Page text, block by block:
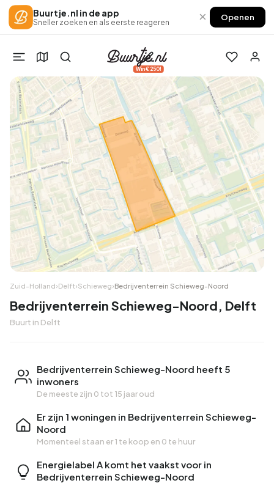
Buurtje.nl in de app
Sneller zoeken en als eerste reageren × Openen
Win €250!
Zuid-Holland›Delft›Schieweg›Bedrijventerrein Schieweg-Noord
Bedrijventerrein Schieweg-Noord, Delft
Buurt in Delft
Bedrijventerrein Schieweg-Noord heeft 5
inwoners
De meeste zijn 0 tot 15 jaar oud
Er zijn 1 woningen in Bedrijventerrein Schieweg-
Noord
Momenteel staan er1 te koop en 0 te huur
Energielabel A komt het vaakst voor in
Bedrijventerrein Schieweg-Noord